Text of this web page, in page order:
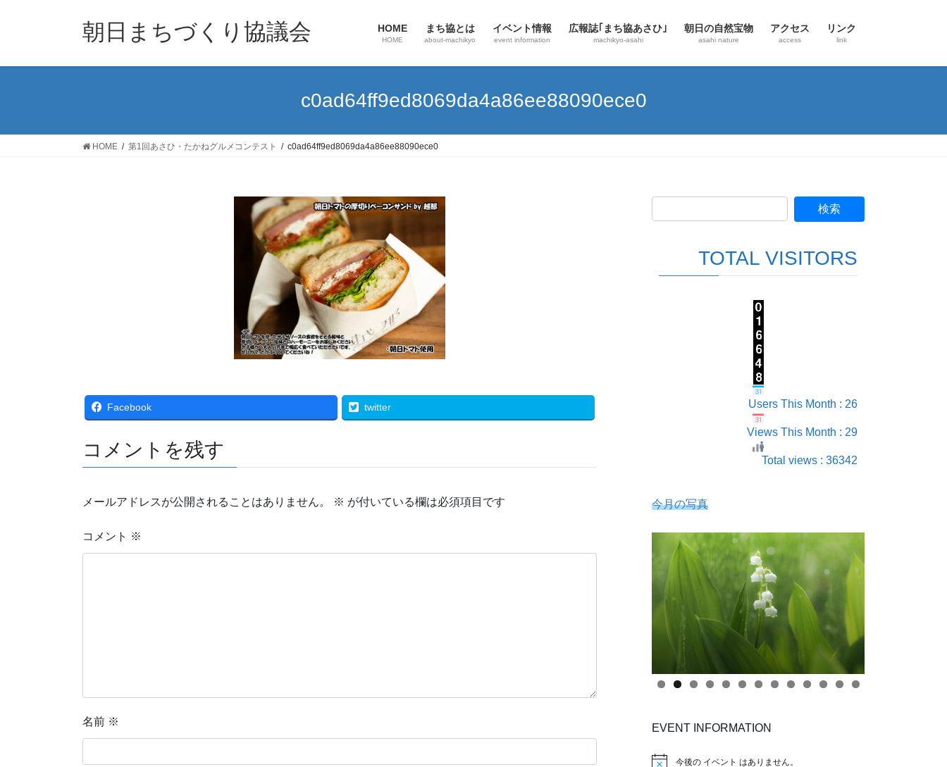
朝日まちづくり協議会 HOME
HOME
まち協とは
about-machikyo
イベント情報
event information
広報誌｢まち協あさひ｣
machikyo-asahi
朝日の自然宝物
asahi nature
アクセス
access
リンク
link
c0ad64ff9ed8069da4a86ee88090ece0
HOME 第1回あさひ・たかねグルメコンテスト c0ad64ff9ed8069da4a86ee88090ece0
Facebook twitter
コメントを残す
メールアドレスが公開されることはありません。 ※ が付いている欄は必須項目です
コメント ※
名前 ※
TOTAL VISITORS
Users This Month : 26
Views This Month : 29
Total views : 36342
今月の写真
EVENT INFORMATION
今後の イベント はありません。